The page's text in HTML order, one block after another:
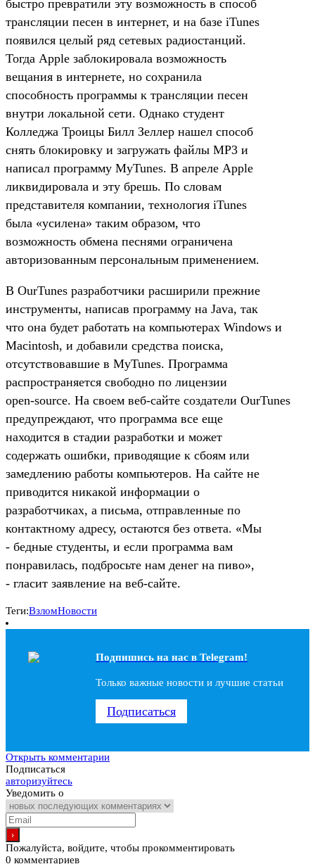
быстро превратили эту возможность в способ
трансляции песен в интернет, и на базе iTunes
появился целый ряд сетевых радиостанций.
Тогда Apple заблокировала возможность
вещания в интернете, но сохранила
способность программы к трансляции песен
внутри локальной сети. Однако студент
Колледжа Троицы Билл Зеллер нашел способ
снять блокировку и загружать файлы МР3 и
написал программу MyTunes. В апреле Apple
ликвидировала и эту брешь. По словам
представителя компании, технология iTunes
была «усилена» таким образом, что
возможность обмена песнями ограничена
авторизованным персональным применением.
В OurTunes разработчики расширили прежние
инструменты, написав программу на Java, так
что она будет работать на компьютерах Windows и
Macintosh, и добавили средства поиска,
отсутствовавшие в MyTunes. Программа
распространяется свободно по лицензии
open-source. На своем веб-сайте создатели OurTunes
предупреждают, что программа все еще
находится в стадии разработки и может
содержать ошибки, приводящие к сбоям или
замедлению работы компьютеров. На сайте не
приводится никакой информации о
разработчиках, а письма, отправленные по
контактному адресу, остаются без ответа. «Мы
- бедные студенты, и если программа вам
понравилась, подбросьте нам денег на пиво»,
- гласит заявление на веб-сайте.
Теги:ВзломНовости
Подпишись на наc в Telegram!
Только важные новости и лучшие статьи
Подписаться
Открыть комментарии
Подписаться
авторизуйтесь
Уведомить о
Пожалуйста, войдите, чтобы прокомментировать
0 комментариев